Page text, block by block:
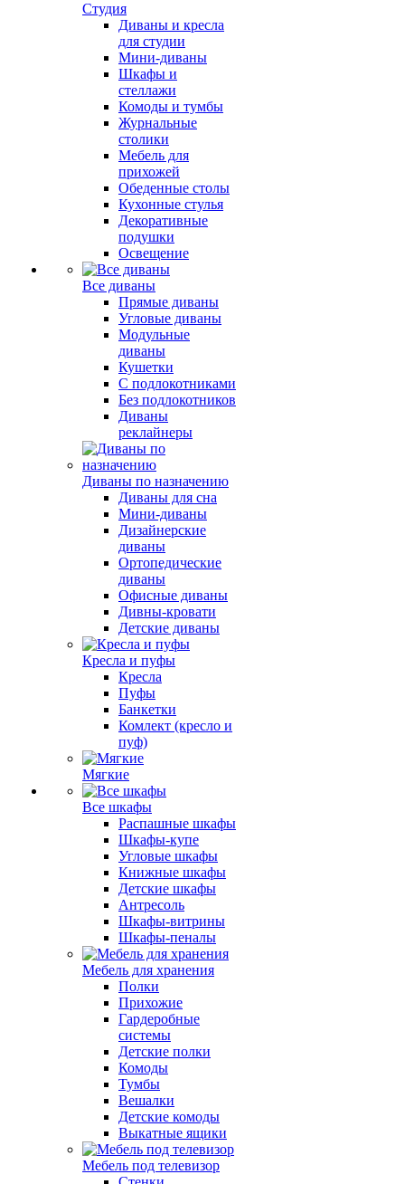
Студия
Диваны и кресла
для студии
Мини-диваны
Шкафы и
стеллажи
Комоды и тумбы
Журнальные
столики
Мебель для
прихожей
Обеденные столы
Кухонные стулья
Декоративные
подушки
Освещение
Все диваны
Прямые диваны
Угловые диваны
Модульные
диваны
Кушетки
С подлокотниками
Без подлокотников
Диваны
реклайнеры
Диваны по назначению
Диваны для сна
Мини-диваны
Дизайнерские
диваны
Ортопедические
диваны
Офисные диваны
Дивны-кровати
Детские диваны
Кресла и пуфы
Кресла
Пуфы
Банкетки
Комлект (кресло и
пуф)
Мягкие
Все шкафы
Распашные шкафы
Шкафы-купе
Угловые шкафы
Книжные шкафы
Детские шкафы
Антресоль
Шкафы-витрины
Шкафы-пеналы
Мебель для хранения
Полки
Прихожие
Гардеробные
системы
Детские полки
Комоды
Тумбы
Вешалки
Детские комоды
Выкатные ящики
Мебель под телевизор